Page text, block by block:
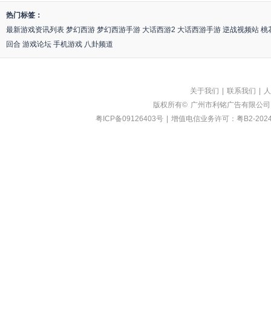
热门标签：
最新游戏资讯列表 梦幻西游 梦幻西游手游 大话西游2 大话西游手游 逆战视频站 桃
回合 游戏论坛 手机游戏 八卦频道
关于我们 联系我们
版权所有© 广州市利铭广告有限公司
粤ICP备09126403号
增值电信业务许可：粤B2-